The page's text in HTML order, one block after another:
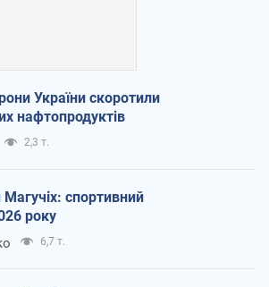
України скоротили
нафтопродуктів
2,3 т.
спортивний
року
6,7 т.